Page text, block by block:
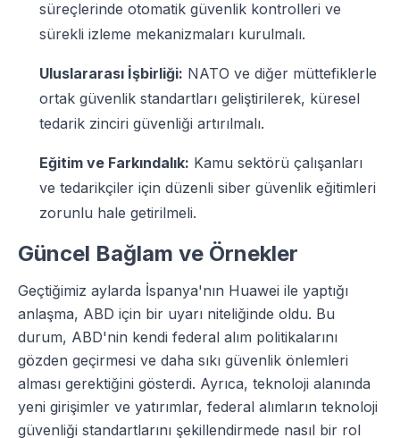
süreçlerinde otomatik güvenlik kontrolleri ve
sürekli izleme mekanizmaları kurulmalı.
Uluslararası İşbirliği: NATO ve diğer müttefiklerle
ortak güvenlik standartları geliştirilerek, küresel
tedarik zinciri güvenliği artırılmalı.
Eğitim ve Farkındalık: Kamu sektörü çalışanları
ve tedarikçiler için düzenli siber güvenlik eğitimleri
zorunlu hale getirilmeli.
Güncel Bağlam ve Örnekler
Geçtiğimiz aylarda İspanya'nın Huawei ile yaptığı
anlaşma, ABD için bir uyarı niteliğinde oldu. Bu
durum, ABD'nin kendi federal alım politikalarını
gözden geçirmesi ve daha sıkı güvenlik önlemleri
alması gerektiğini gösterdi. Ayrıca, teknoloji alanında
yeni girişimler ve yatırımlar, federal alımların teknoloji
güvenliği standartlarını şekillendirmede nasıl bir rol